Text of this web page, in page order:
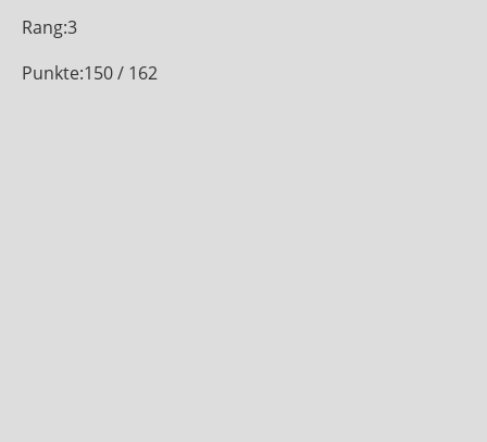
Rang:3
Punkte:150 / 162